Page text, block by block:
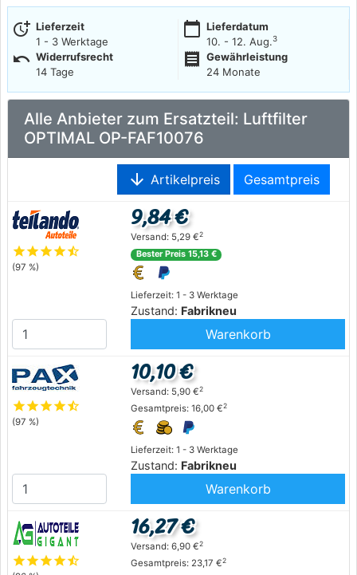
more_time Lieferzeit
1 - 3 Werktage
calendar_today Lieferdatum
10. - 12. Aug.3
undo Widerrufsrecht
14 Tage
receipt
Gewährleistung
24 Monate
Alle Anbieter zum Ersatzteil: Luftfilter
OPTIMAL OP-FAF10076
arrow_downward Artikelpreis Gesamtpreis
starstarstarstarstar_half
(97 %)
Lieferzeit: 1 - 3 Werktage
Zustand: Fabrikneu
9,84 €
Versand: 5,29 €2
Bester Preis 15,13 €
Warenkorb
starstarstarstarstar_half
(97 %)
Lieferzeit: 1 - 3 Werktage
Zustand: Fabrikneu
10,10 €
Versand: 5,90 €2
Gesamtpreis: 16,00 €2
Warenkorb
starstarstarstarstar_half
16,27 €
Versand: 6,90 €2
Gesamtpreis: 23,17 €2